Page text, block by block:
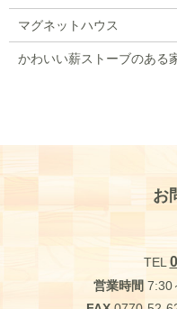
マグネットハウス
かわいい薪ストーブのある
お
TEL
営業時間 7:30